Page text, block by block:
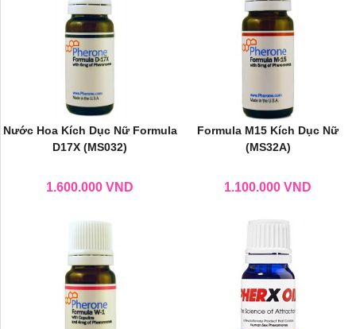
Nước Hoa Kích Dục Nữ Formula
D17X (MS032)
1.600.000 VND
Formula M15 Kích Dục Nữ
(MS32A)
1.100.000 VND